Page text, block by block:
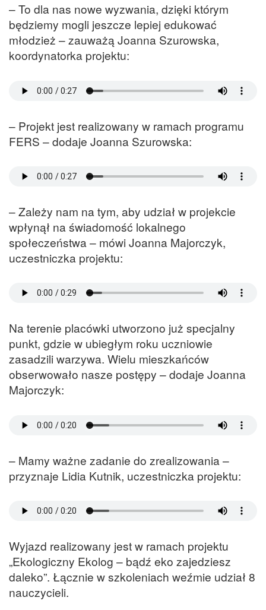
– To dla nas nowe wyzwania, dzięki którym
będziemy mogli jeszcze lepiej edukować
młodzież – zauważą Joanna Szurowska,
koordynatorka projektu:
– Projekt jest realizowany w ramach programu
FERS – dodaje Joanna Szurowska:
– Zależy nam na tym, aby udział w projekcie
wpłynął na świadomość lokalnego
społeczeństwa – mówi Joanna Majorczyk,
uczestniczka projektu:
Na terenie placówki utworzono już specjalny
punkt, gdzie w ubiegłym roku uczniowie
zasadzili warzywa. Wielu mieszkańców
obserwowało nasze postępy – dodaje Joanna
Majorczyk:
– Mamy ważne zadanie do zrealizowania –
przyznaje Lidia Kutnik, uczestniczka projektu:
Wyjazd realizowany jest w ramach projektu
„Ekologiczny Ekolog – bądź eko zajedziesz
daleko”. Łącznie w szkoleniach weźmie udział 8
nauczycieli.